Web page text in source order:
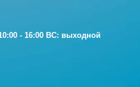
- 16:00 ВС: выходной